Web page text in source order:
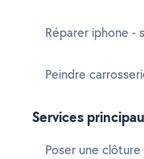
Réparer iphone -
Peindre
Services
Poser une clôture